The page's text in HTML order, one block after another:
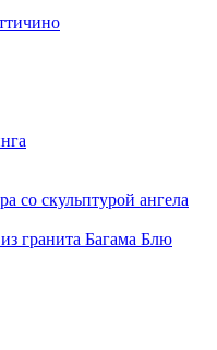
со скульптурой ангела